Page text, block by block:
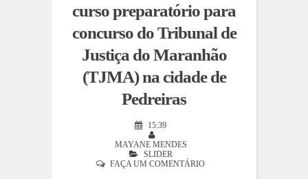
curso preparatório para
concurso do Tribunal de
Justiça do Maranhão
(TJMA) na cidade de
Pedreiras
15:39
MAYANE MENDES
SLIDER
FAÇA UM COMENTÁRIO